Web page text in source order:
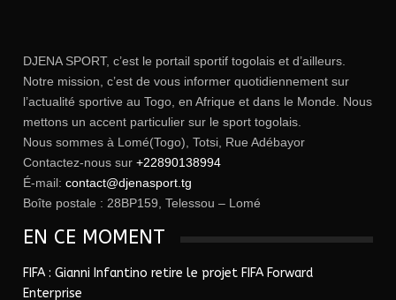
DJENA SPORT, c’est le portail sportif togolais et d’ailleurs.
Notre mission, c’est de vous informer quotidiennement sur
l’actualité sportive au Togo, en Afrique et dans le Monde. Nous
mettons un accent particulier sur le sport togolais.
Nous sommes à Lomé(Togo), Totsi, Rue Adébayor
Contactez-nous sur +22890138994
É-mail: contact@djenasport.tg
Boîte postale : 28BP159, Telessou – Lomé
EN CE MOMENT
FIFA : Gianni Infantino retire le projet FIFA Forward
Enterprise